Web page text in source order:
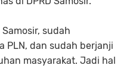
sudah
PLN, dan sudah berjanji
masyarakat. Jadi hal